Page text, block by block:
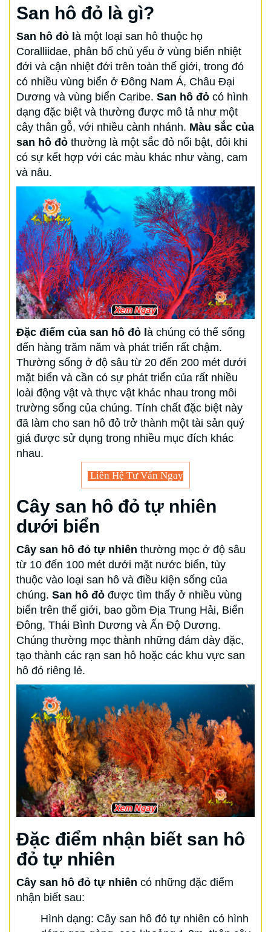
San hô đỏ là gì?
San hô đỏ là một loại san hô thuộc họ
Coralliidae, phân bố chủ yếu ở vùng biển nhiệt
đới và cận nhiệt đới trên toàn thế giới, trong đó
có nhiều vùng biển ở Đông Nam Á, Châu Đại
Dương và vùng biển Caribe. San hô đỏ có hình
dạng đặc biệt và thường được mô tả như một
cây thân gỗ, với nhiều cành nhánh. Màu sắc của
san hô đỏ thường là một sắc đỏ nổi bật, đôi khi
có sự kết hợp với các màu khác như vàng, cam
và nâu.
Đặc điểm của san hô đỏ là chúng có thể sống
đến hàng trăm năm và phát triển rất chậm.
Thường sống ở độ sâu từ 20 đến 200 mét dưới
mặt biển và cần có sự phát triển của rất nhiều
loài động vật và thực vật khác nhau trong môi
trường sống của chúng. Tính chất đặc biệt này
đã làm cho san hô đỏ trở thành một tài sản quý
giá được sử dụng trong nhiều mục đích khác
nhau.
Liên Hệ Tư Vấn Ngay
Cây san hô đỏ tự nhiên
dưới biển
Cây san hô đỏ tự nhiên thường mọc ở độ sâu
từ 10 đến 100 mét dưới mặt nước biển, tùy
thuộc vào loại san hô và điều kiện sống của
chúng. San hô đỏ được tìm thấy ở nhiều vùng
biển trên thế giới, bao gồm Địa Trung Hải, Biển
Đông, Thái Bình Dương và Ấn Độ Dương.
Chúng thường mọc thành những đám dày đặc,
tạo thành các rạn san hô hoặc các khu vực san
hô đỏ riêng lẻ.
Đặc điểm nhận biết san hô
đỏ tự nhiên
Cây san hô đỏ tự nhiên có những đặc điểm
nhận biết sau:
Hình dạng: Cây san hô đỏ tự nhiên có hình